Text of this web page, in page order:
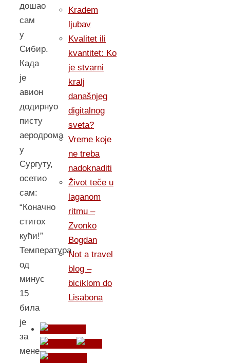
дошао
сам
у
Сибир.
Када
je
авион
додирнуо
писту
аеродрома
у
Сургуту,
осетио
сам:
“Коначно
стигох
кући!”
Температура
од
минус
15
била
jе
за
мене
Kradem
ljubav
Kvalitet ili
kvantitet: Ko
je stvarni
kralj
današnjeg
digitalnog
sveta?
Vreme koje
ne treba
nadoknaditi
Život teče u
laganom
ritmu –
Zvonko
Bogdan
Not a travel
blog –
biciklom do
Lisabona